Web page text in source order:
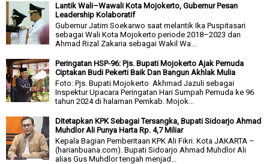
Lantik Wali–Wawali Kota Mojokerto, Gubernur Pesan
Leadership Kolaboratif
Gubernur Jatim Soekarwo saat melantik Ika Puspitasari
sebagai Wali Kota Mojokerto periode 2018–2023 dan
Ahmad Rizal Zakaria sebagai Wakil Wa...
Peringatan HSP-96: Pjs. Bupati Mojokerto Ajak Pemuda
Ciptakan Budi Pekerti Baik Dan Bangun Akhlak Mulia
Foto: Pjs. Bupati Mojokerto Akhmad Jazuli sebagai
Inspektur Upacara Peringatan Hari Sumpah Pemuda ke 96
tahun 2024 di halaman Pemkab. Mojok...
Ditetapkan KPK Sebagai Tersangka, Bupati Sidoarjo Ahmad
Muhdlor Ali Punya Harta Rp. 4,7 Miliar
Kepala Bagian Pemberitaan KPK Ali Fikri. Kota JAKARTA –
(harianbuana.com). Bupati Sidoarjo Ahmad Muhdlor Ali
alias Gus Muhdlor tengah menjad...